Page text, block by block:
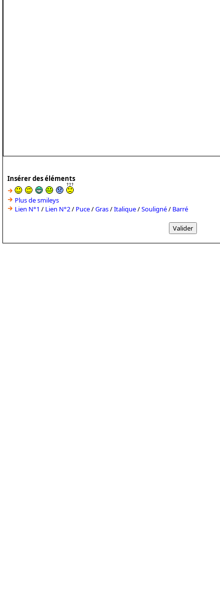
Insérer des éléments
Plus de smileys
Lien N°1 / Lien N°2/ Puce/Gras/Italique/Souligné/ Barré